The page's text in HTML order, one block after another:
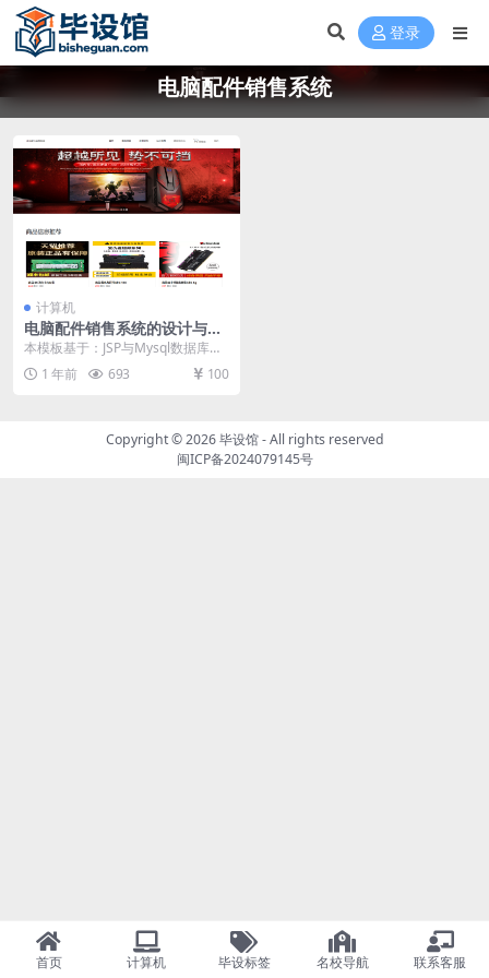
登录
电脑配件销售系统
计算机
电脑配件销售系统的设计与实
现毕设模板 毕业设计模板及毕
本模板基于：JSP与Mysql数据库开
发 系统功能实现 用户功能模块 用
户点击进...
1 年前 693 100
Copyright © 2026毕设馆- All rights reserved
闽ICP备2024079145号
首页 计算机 毕设标签 名校导航 联系客服